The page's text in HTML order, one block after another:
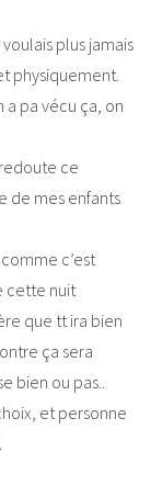
plus jamais
physiquement.
a pa vécu ça, on
ce
de mes enfants
c’est
cette nuit
que tt ira bien
ça sera
bien ou pas..
et personne